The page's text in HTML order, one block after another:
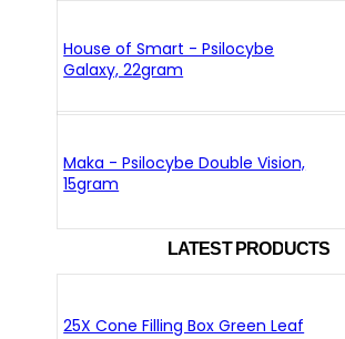
House of Smart - Psilocybe
Galaxy, 22gram
Maka - Psilocybe Double Vision,
15gram
LATEST PRODUCTS
25X Cone Filling Box Green Leaf